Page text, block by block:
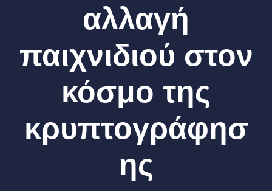
αλλαγή
παιχνιδιού στον
κόσμο της
κρυπτογράφησ
ης